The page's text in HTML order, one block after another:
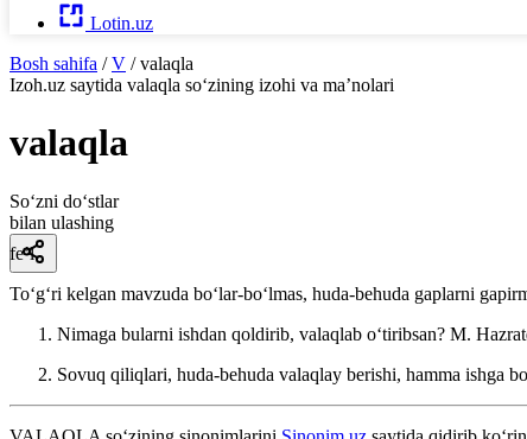
Lotin.uz
Bosh sahifa / V / valaqla
Izoh.uz saytida valaqla so‘zining izohi va ma’nolari
valaqla
So‘zni do‘stlar
bilan ulashing
fe’l
Toʻgʻri kelgan mavzuda boʻlar-boʻlmas, huda-behuda gaplarni
Nimaga bularni ishdan qoldirib, valaqlab oʻtiribsan? M.
Sovuq qiliqlari, huda-behuda valaqlay berishi, hamma ishga